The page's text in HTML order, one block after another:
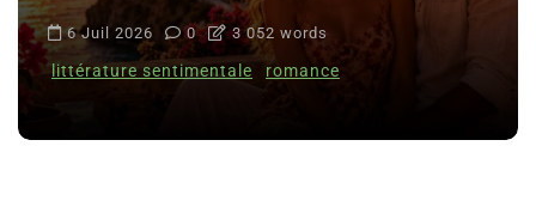
6 Juil 2026 0 3 052 words
littérature sentimentale romance